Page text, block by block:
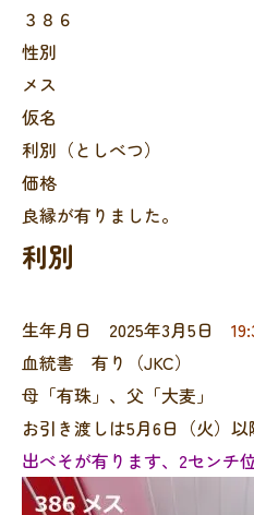
３８６
性別
メス
仮名
利別（としべつ）
価格
良縁が有りました。
利別
生年月日 2025年3月5日
血統書 有り（JKC）
母「有珠」、父「大麦」
お引き渡しは5月6日（火）以
出べそが有ります、2センチ位